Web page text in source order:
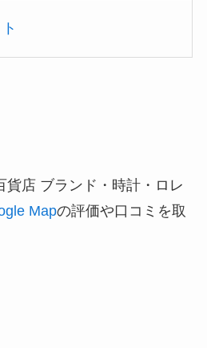
貨店 ブランド・時計・ロレ
Mapの評価や口コミを取